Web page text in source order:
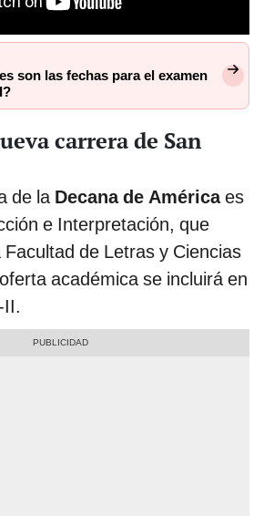
son las fechas para el examen
carrera de San
de laDecana de Américaes
e Interpretación, que
de Letras y Ciencias
académica se incluirá en
II.